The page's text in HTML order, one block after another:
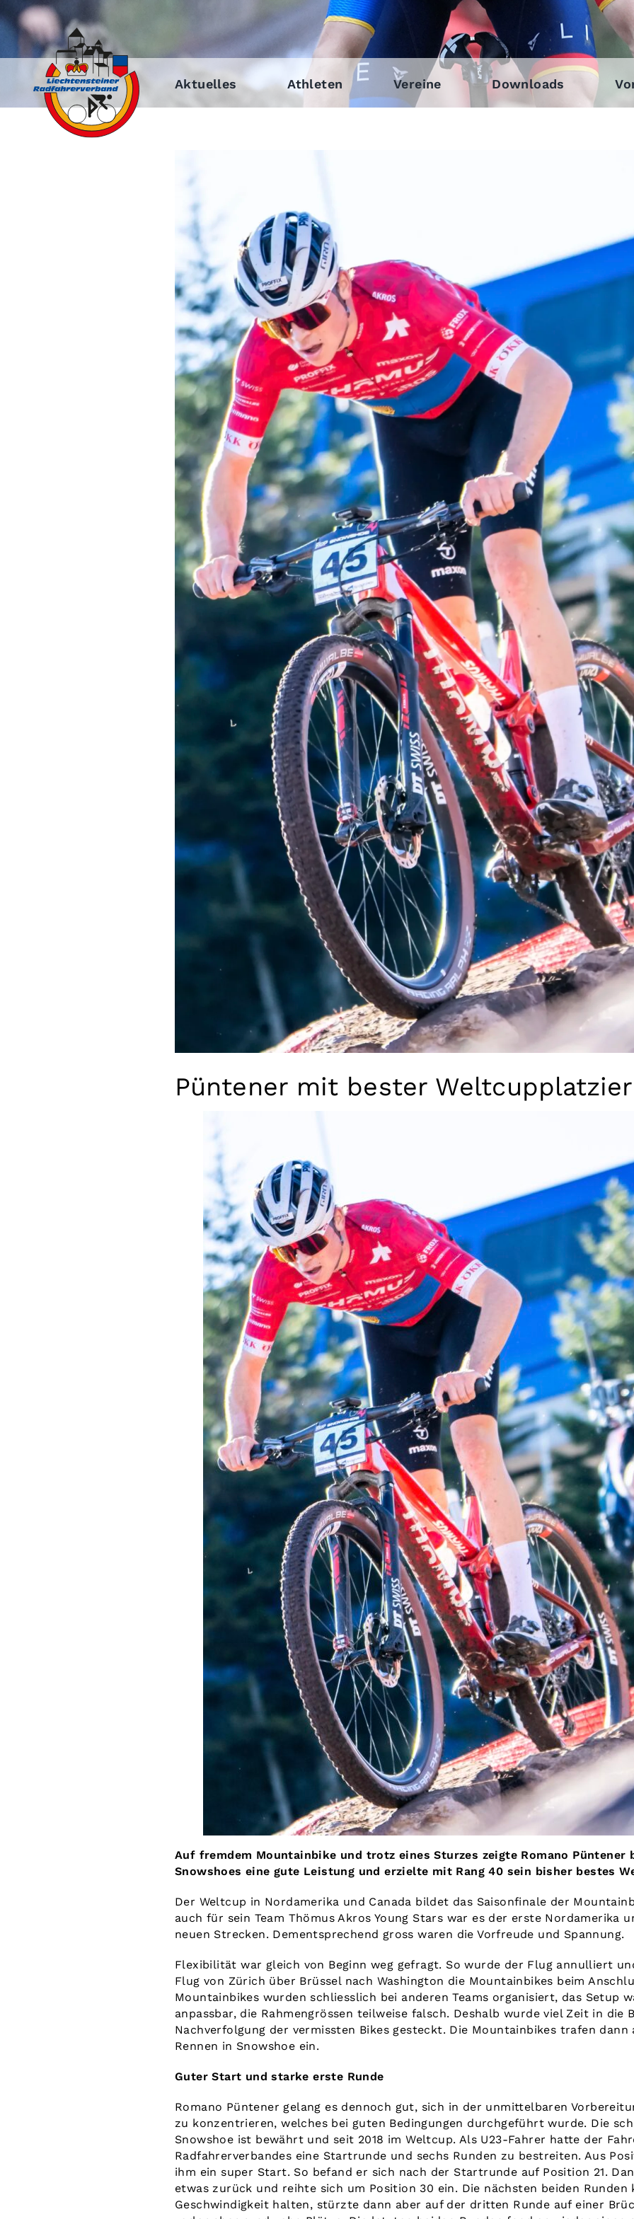
Aktuelles Athleten Vereine Downloads
Bild
Püntener mit bester
Auf fremdem Mountainbike und trotz eines Sturzes zeigte Romano Püntener
Snowshoes eine gute Leistung und erzielte mit Rang 40 sein bisher bestes
Der Weltcup in Nordamerika und Canada bildet das Saisonfinale der
auch für sein Team Thömus Akros Young Stars war es der erste Nordamerika
neuen Strecken. Dementsprechend gross waren die Vorfreude und Spannung.
Flexibilität war gleich von Beginn weg gefragt. So wurde der Flug annulliert
Flug von Zürich über Brüssel nach Washington die Mountainbikes beim
Mountainbikes wurden schliesslich bei anderen Teams organisiert, das Setup
anpassbar, die Rahmengrössen teilweise falsch. Deshalb wurde viel Zeit in die
Nachverfolgung der vermissten Bikes gesteckt. Die Mountainbikes trafen
Rennen in Snowshoe ein.
Guter Start und starke erste Runde
Romano Püntener gelang es dennoch gut, sich in der unmittelbaren
zu konzentrieren, welches bei guten Bedingungen durchgeführt wurde. Die
Snowshoe ist bewährt und seit 2018 im Weltcup. Als U23-Fahrer hatte der
Radfahrerverbandes eine Startrunde und sechs Runden zu bestreiten. Aus
ihm ein super Start. So befand er sich nach der Startrunde auf Position 21.
etwas zurück und reihte sich um Position 30 ein. Die nächsten beiden
Geschwindigkeit halten, stürzte dann aber auf der dritten Runde auf einer